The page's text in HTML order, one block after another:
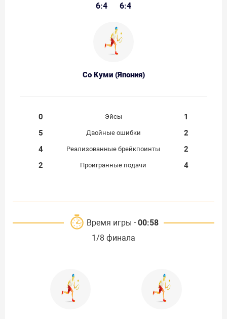
6:4 6:4
Со Куми (Япония)
0 Эйсы
1
5
Двойные ошибки
2
4
Реализованные брейкпоинты
2
2
Проигранные подачи 4
Время игры - 00:58
1/8 финала